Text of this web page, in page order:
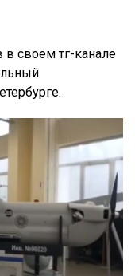
своем тг-канале